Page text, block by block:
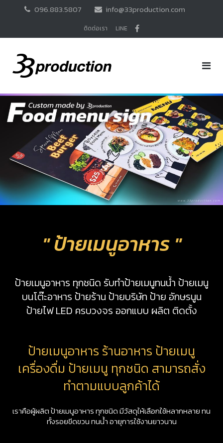
096.883.5807 info@33production.com
ติดต่อเรา LINE
" ป้ายเมนูอาหาร "
ป้ายเมนูอาหาร ทุกชนิด รับทำป้ายเมนูทนน้ำ ป้ายเมนู
บนโต๊ะอาหาร ป้ายร้าน ป้ายบริษัท ป้าย อักษรนูน
ป้ายไฟ LED ครบวงจร ออกแบบ ผลิต ติดตั้ง
ป้ายเมนูอาหาร ร้านอาหาร ป้ายเมนู
เครื่องดื่ม ป้ายเมนู ทุกชนิด สามารถสั่ง
ทำตามแบบลูกค้าได้
เราคือผู้ผลิต ป้ายเมนูอาหาร ทุกชนิด มีวัสดุให้เลือกใช้หลากหลาย ทน
ทั้งรอยขีดขวน ทนน้ำ อายุการใช้งานยาวนาน